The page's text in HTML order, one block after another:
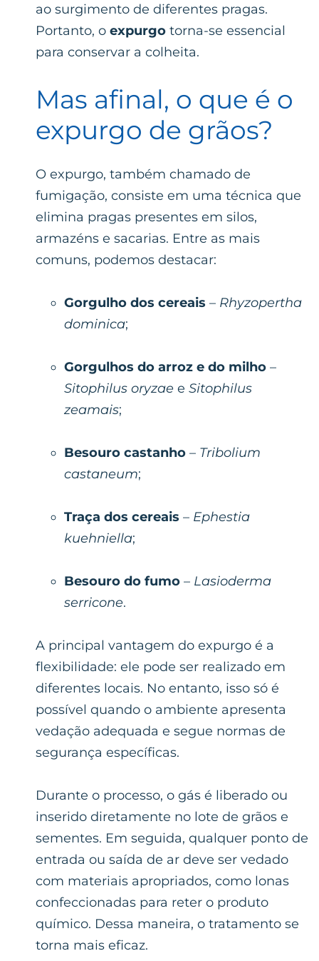
ao surgimento de diferentes pragas.
Portanto, o expurgo torna-se essencial
para conservar a colheita.
Mas afinal, o que é o
expurgo de grãos?
O expurgo, também chamado de
fumigação, consiste em uma técnica que
elimina pragas presentes em silos,
armazéns e sacarias. Entre as mais
comuns, podemos destacar:
Gorgulho dos cereais – Rhyzopertha
dominica;
Gorgulhos do arroz e do milho –
Sitophilus oryzae e Sitophilus
zeamais;
Besouro castanho – Tribolium
castaneum;
Traça dos cereais – Ephestia
kuehniella;
Besouro do fumo – Lasioderma
serricone.
A principal vantagem do expurgo é a
flexibilidade: ele pode ser realizado em
diferentes locais. No entanto, isso só é
possível quando o ambiente apresenta
vedação adequada e segue normas de
segurança específicas.
Durante o processo, o gás é liberado ou
inserido diretamente no lote de grãos e
sementes. Em seguida, qualquer ponto de
entrada ou saída de ar deve ser vedado
com materiais apropriados, como lonas
confeccionadas para reter o produto
químico. Dessa maneira, o tratamento se
torna mais eficaz.